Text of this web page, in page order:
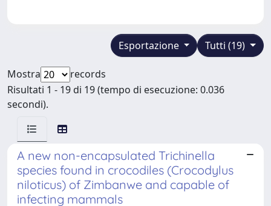
Tutti (19)
Esportazione
Mostra
records
Risultati 1 - 19 di 19 (tempo di esecuzione: 0.036
secondi).
A new non-encapsulated Trichinella
species found in crocodiles (Crocodylus
niloticus) of Zimbanwe and capable of
infecting mammals